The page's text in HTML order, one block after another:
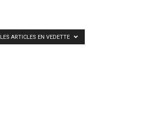
LES ARTICLES EN VEDETTE